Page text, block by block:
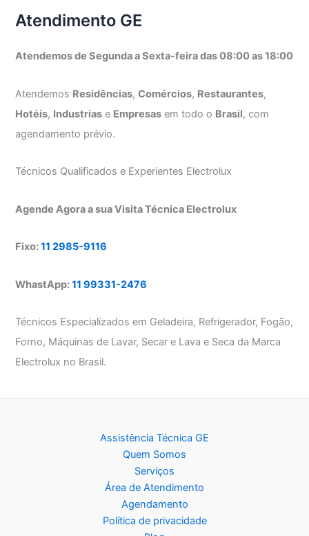
Atendimento GE
Atendemos de Segunda a Sexta-feira das 08:00 as 18:00
Atendemos Residências,Comércios, Restaurantes,
Hotéis, Industrias e Empresas em todo o Brasil, com
agendamento prévio.
Técnicos Qualificados e Experientes Electrolux
Agende Agora a sua Visita Técnica Electrolux
Fixo:11 2985-9116
WhastApp:11 99331-2476
Técnicos Especializados em Geladeira, Refrigerador, Fogão,
Forno, Máquinas de Lavar, Secar e Lava e Seca da Marca
Electrolux no Brasil.
Assistência Técnica GE
Quem Somos
Serviços
Área de Atendimento
Agendamento
Política de privacidade